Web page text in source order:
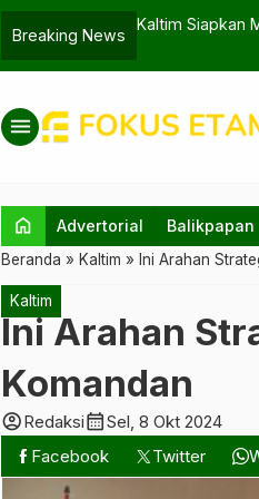
Breaking News
Kaltim Siapkan
menu
home Advertorial Balikpapan
Beranda » Kaltim » Ini Arahan
Kaltim
Ini Arahan
Komandan
account_circleRedaksicalendar_monthSel, 8 Okt 2024
Facebook
Twitter